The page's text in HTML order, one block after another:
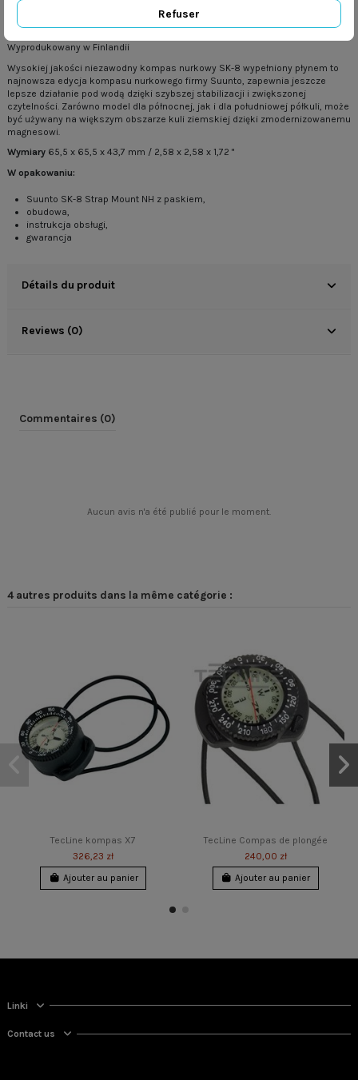
Obrotowy, ułatwiający uchwyt pierścień z zapadkami co pięć stopni
Kompensacja dużych przechyleń
Wyprodukowany w Finlandii
Wysokiej jakości niezawodny kompas nurkowy SK-8 wypełniony płynem to
najnowsza edycja kompasu nurkowego firmy Suunto, zapewnia jeszcze
lepsze działanie pod wodą dzięki szybszej stabilizacji i zwiększonej
czytelności. Zarówno model dla północnej, jak i dla południowej półkuli, może
być używany na większym obszarze kuli ziemskiej dzięki zmodernizowanemu
magnesowi.
Wymiary 65,5 x 65,5 x 43,7 mm / 2,58 x 2,58 x 1,72 "
W opakowaniu:
Suunto SK-8 Strap Mount NH z paskiem,
obudowa,
instrukcja obsługi,
gwarancja
Détails du produit
Reviews (0)
Commentaires (0)
Aucun avis n'a été publié pour le moment.
4 autres produits dans la même catégorie :
TecLine kompas X7
326,23 zł
Ajouter au panier
TecLine Compas de plongée
240,00 zł
Ajouter au panier
Linki
Contact us
Refuser